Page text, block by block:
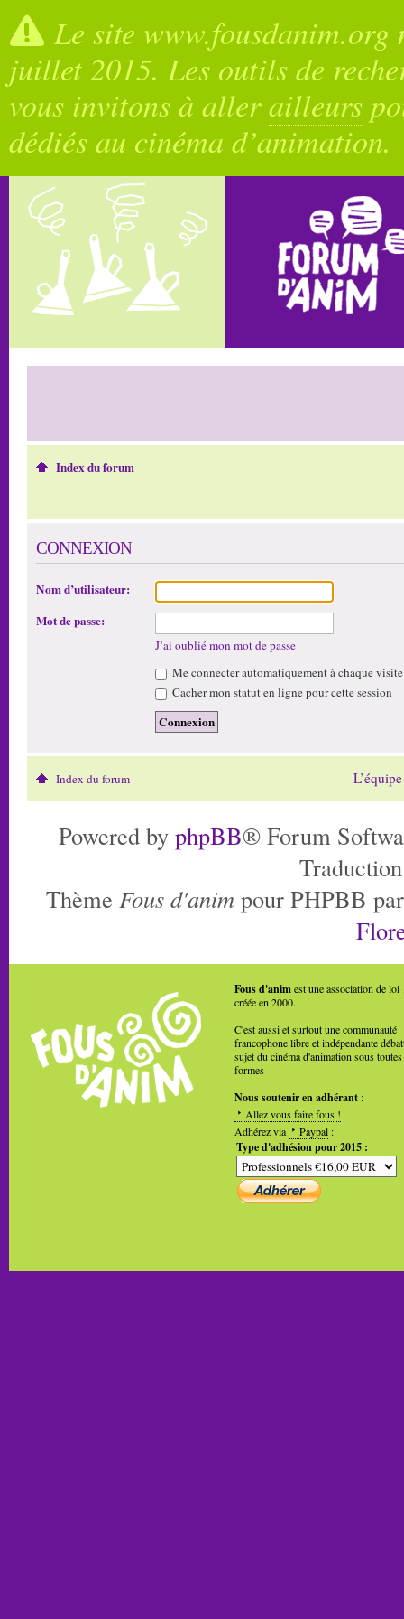
Le site
juillet 2015. Les outils de
vous invitons à allerailleurs
dédiés au cinéma d’animation.
Index du forum
CONNEXION
Nom d’utilisateur:
Mot de passe:
J’ai oublié mon mot de passe
Me connecter automatiquement à chaque visite
Cacher mon statut en ligne pour cette session
Index du forum
Powered by phpBB® Forum
Thème Fous d'anim pour PHPBB
Fous d'animest une association de loi
créée en 2000.
C'est aussi et surtout une communauté
francophone libre et indépendante
sujet du cinéma d'animation sous toutes
formes
Nous soutenir en adhérant :
Allez vous faire fous !
Adhérez via
Paypal :
Type d'adhésion pour 2015 :